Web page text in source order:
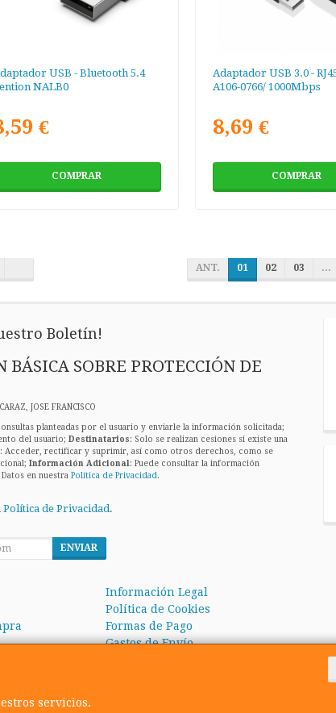
USB - Bluetooth 5.4
NALB0
€
COMPRAR
Adaptador USB 3.0 -
A106-0766/ 1000Mbps
8,69 €
COMPRAR
ANT. 01 02 03 ...
servicios.
Boletín!
BÁSICA SOBRE PROTECCIÓN DE
JOSE FRANCISCO
planteadas por el usuario y enviarle la información solicitada;
del usuario; Destinatarios: Solo se realizan cesiones si existe una
: Acceder, rectificar y suprimir, así como otros derechos, como se
Información Adicional : Puede consultar la información
en nuestra Política de Privacidad .
Política de Privacidad.
ENVIAR
Información Legal
Política de Cookies
Formas de Pago
Gastos de Envío